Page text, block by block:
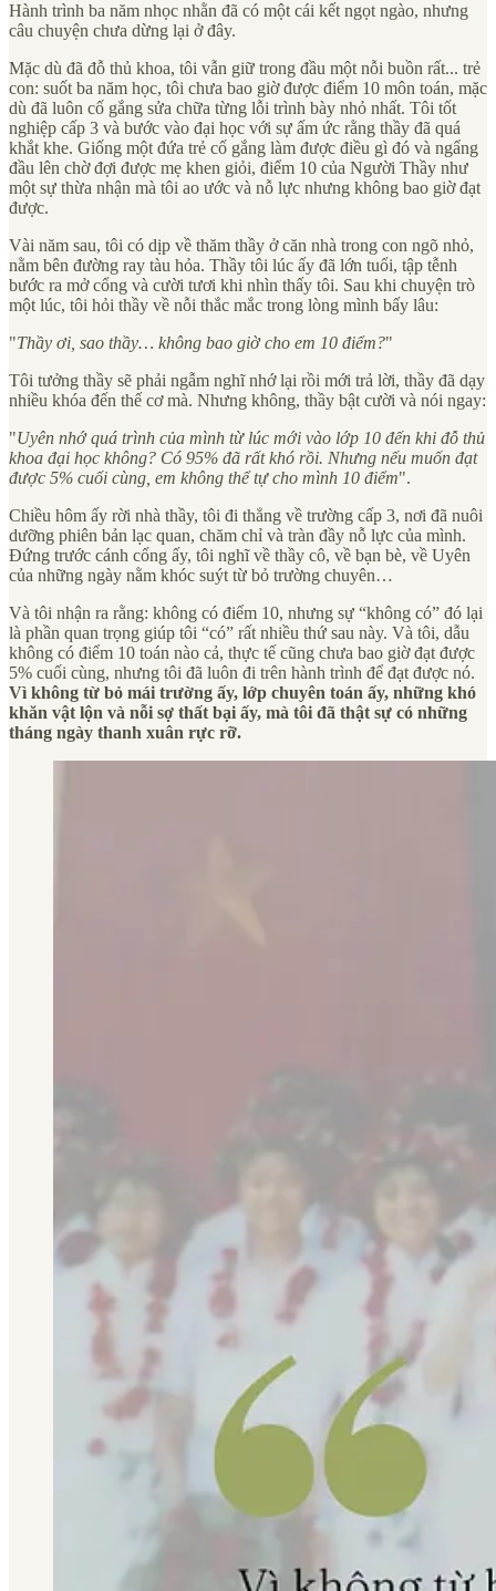
Hành trình ba năm nhọc nhằn đã có một cái kết ngọt ngào, nhưng
câu chuyện chưa dừng lại ở đây.
Mặc dù đã đỗ thủ khoa, tôi vẫn giữ trong đầu một nỗi buồn rất... trẻ
con: suốt ba năm học, tôi chưa bao giờ được điểm 10 môn toán, mặc
dù đã luôn cố gắng sửa chữa từng lỗi trình bày nhỏ nhất. Tôi tốt
nghiệp cấp 3 và bước vào đại học với sự ấm ức rằng thầy đã quá
khắt khe. Giống một đứa trẻ cố gắng làm được điều gì đó và ngẩng
đầu lên chờ đợi được mẹ khen giỏi, điểm 10 của Người Thầy như
một sự thừa nhận mà tôi ao ước và nỗ lực nhưng không bao giờ đạt
được.
Vài năm sau, tôi có dịp về thăm thầy ở căn nhà trong con ngõ nhỏ,
nằm bên đường ray tàu hỏa. Thầy tôi lúc ấy đã lớn tuổi, tập tễnh
bước ra mở cổng và cười tươi khi nhìn thấy tôi. Sau khi chuyện trò
một lúc, tôi hỏi thầy về nỗi thắc mắc trong lòng mình bấy lâu:
"Thầy ơi, sao thầy… không bao giờ cho em 10 điểm?"
Tôi tưởng thầy sẽ phải ngẫm nghĩ nhớ lại rồi mới trả lời, thầy đã dạy
nhiều khóa đến thế cơ mà. Nhưng không, thầy bật cười và nói ngay:
"Uyên nhớ quá trình của mình từ lúc mới vào lớp 10 đến khi đỗ thủ
khoa đại học không? Có 95% đã rất khó rồi. Nhưng nếu muốn đạt
được 5% cuối cùng, em không thể tự cho mình 10 điểm".
Chiều hôm ấy rời nhà thầy, tôi đi thẳng về trường cấp 3, nơi đã nuôi
dưỡng phiên bản lạc quan, chăm chỉ và tràn đầy nỗ lực của mình.
Đứng trước cánh cổng ấy, tôi nghĩ về thầy cô, về bạn bè, về Uyên
của những ngày nằm khóc suýt từ bỏ trường chuyên…
Và tôi nhận ra rằng: không có điểm 10, nhưng sự “không có” đó lại
là phần quan trọng giúp tôi “có” rất nhiều thứ sau này. Và tôi, dẫu
không có điểm 10 toán nào cả, thực tế cũng chưa bao giờ đạt được
5% cuối cùng, nhưng tôi đã luôn đi trên hành trình để đạt được nó.
Vì không từ bỏ mái trường ấy, lớp chuyên toán ấy, những khó
khăn vật lộn và nỗi sợ thất bại ấy, mà tôi đã thật sự có những
tháng ngày thanh xuân rực rỡ.